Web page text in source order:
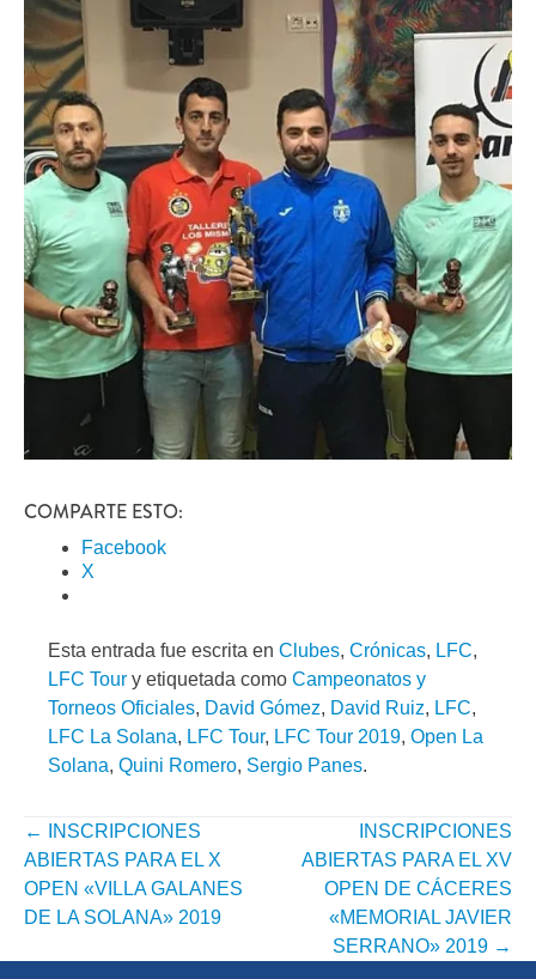
COMPARTE ESTO:
Facebook
X
Esta entrada fue escrita en Clubes, Crónicas, LFC,
LFC Tour y etiquetada como Campeonatos y
Torneos Oficiales, David Gómez, David Ruiz, LFC,
LFC La Solana, LFC Tour, LFC Tour 2019, Open La
Solana, Quini Romero, Sergio Panes.
NAVEGACIÓN
POR
←
INSCRIPCIONES
ABIERTAS PARA EL X
OPEN «VILLA GALANES
DE LA SOLANA» 2019
INSCRIPCIONES
ABIERTAS PARA EL XV
OPEN DE CÁCERES
«MEMORIAL JAVIER
SERRANO» 2019 →